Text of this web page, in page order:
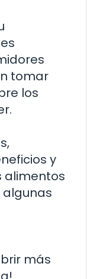
tomar
los
y
alimentos
más